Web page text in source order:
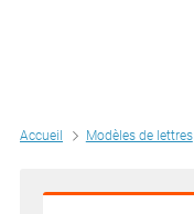
Accueil Modèles de lettres